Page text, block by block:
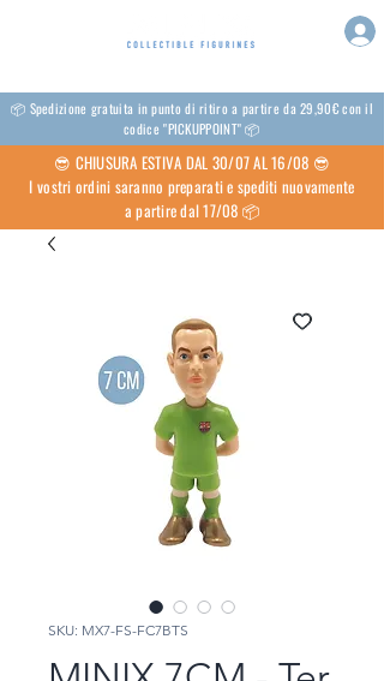
📦 Spedizione gratuita in punto di ritiro a partire da 29,90€ con il
codice "PICKUPPOINT" 📦
😎 CHIUSURA ESTIVA DAL 30/07 AL 16/08 😎
I vostri ordini saranno preparati e spediti nuovamente
a partire dal 17/08 📦
SKU: MX7-FS-FC7BTS